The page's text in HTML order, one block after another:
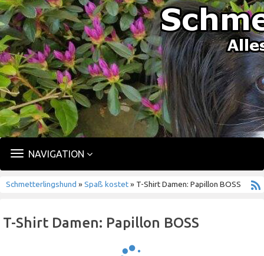
TOGGLE
NAVIGATION
Schmetterlingshund »Spaß kostet» T-Shirt Damen: Papillon BOSS
T-Shirt Damen: Papillon BOSS